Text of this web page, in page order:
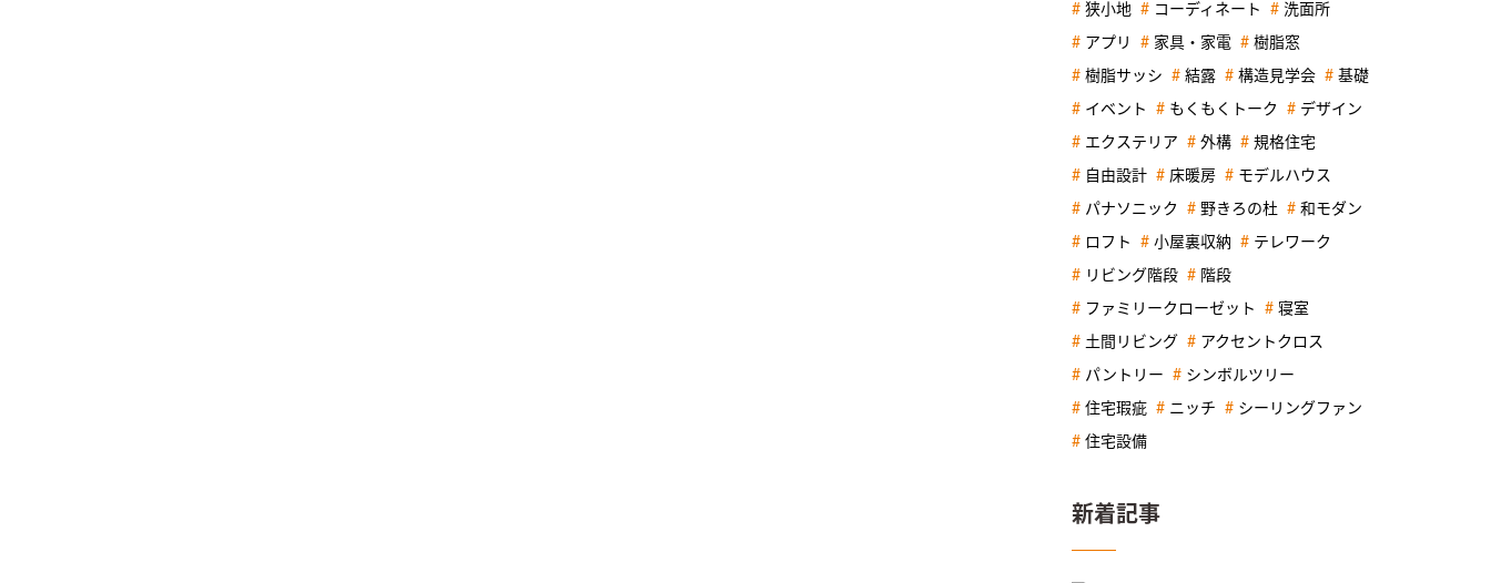
狭小地 コーディネート 洗面所
アプリ 家具・家電 樹脂窓
樹脂サッシ 結露 構造見学会 基礎
イベント もくもくトーク デザイン
エクステリア 外構 規格住宅
自由設計 床暖房 モデルハウス
パナソニック 野きろの杜 和モダン
ロフト 小屋裏収納 テレワーク
リビング階段 階段
ファミリークローゼット 寝室
土間リビング アクセントクロス
パントリー シンボルツリー
住宅瑕疵 ニッチ シーリングファン
住宅設備
新着記事